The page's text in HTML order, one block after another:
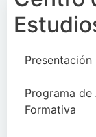
Presentación
Programa de
Formativa